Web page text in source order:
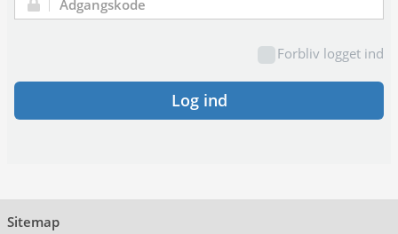
Adgangskode:
Forbliv logget ind
Log ind
Sitemap